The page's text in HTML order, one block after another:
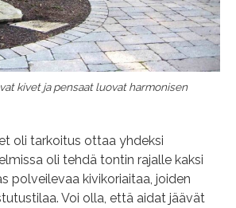
kivet ja pensaat luovat harmonisen
oli tarkoitus ottaa yhdeksi
oli tehdä tontin rajalle kaksi
polveilevaa kivikoriaitaa, joiden
Voi olla, että aidat jäävät